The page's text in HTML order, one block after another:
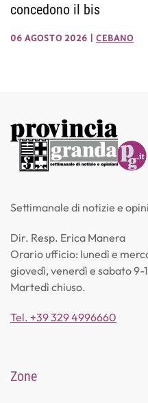
concedono il bis
06 AGOSTO 2026 CEBANO
Settimanale di notizie e
Dir. Resp. Erica Manera
Orario ufficio: lunedì e
giovedì, venerdì e sabato 9-
Martedì chiuso.
Tel. +39 329 4996660
Zone